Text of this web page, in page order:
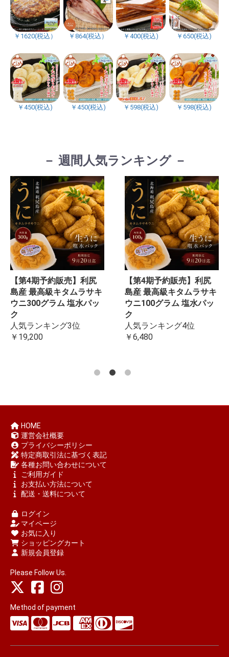
￥1620(税込） ￥864(税込） ￥400(税込) ￥650(税込)
￥450(税込) ￥450(税込) ￥598(税込) ￥598(税込)
－ 週間人気ランキング －
【第4期予約販売】利尻
島産 最高級キタムラサキ
ウニ300グラム 塩水パッ
ク
人気ランキング3位
￥19,200
【第4期予約販売】利尻
島産 最高級キタムラサキ
ウニ100グラム 塩水パッ
ク
人気ランキング4位
￥6,480
HOME
運営会社概要
プライバシーポリシー
特定商取引法に基づく表記
各種お問い合わせについて
ご利用ガイド
お支払い方法について
配送・送料について
ログイン
マイページ
お気に入り
ショッピングカート
新規会員登録
Please Follow Us.
Method of payment